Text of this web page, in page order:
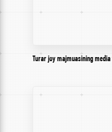
Turar joy majmuasining